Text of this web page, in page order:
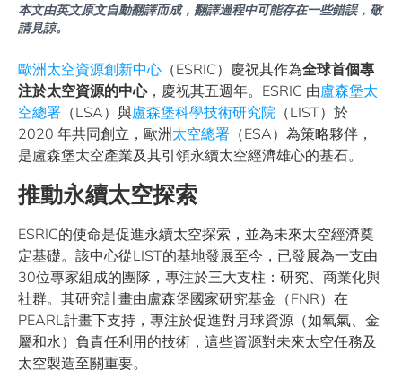
本文由英文原文自動翻譯而成，翻譯過程中可能存在一些錯誤，敬
請見諒。
歐洲太空資源創新中心 （ESRIC）慶祝其作為全球首個專
注於太空資源的中心，慶祝其五週年。ESRIC 由盧森堡太
空總署 （LSA）與盧森堡科學技術研究院 （LIST）於
2020 年共同創立，歐洲 太空總署 （ESA）為策略夥伴，
是盧森堡太空產業及其引領永續太空經濟雄心的基石。
推動永續太空探索
ESRIC的使命是促進永續太空探索，並為未來太空經濟奠
定基礎。該中心從LIST的基地發展至今，已發展為一支由
30位專家組成的團隊，專注於三大支柱：研究、商業化與
社群。其研究計畫由盧森堡國家研究基金（FNR）在
PEARL計畫下支持，專注於促進對月球資源（如氧氣、金
屬和水）負責任利用的技術，這些資源對未來太空任務及
太空製造至關重要。